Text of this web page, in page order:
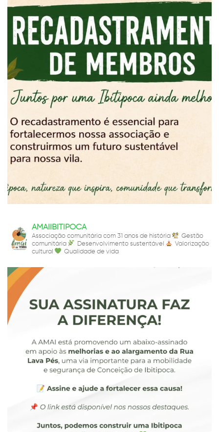
AMAIIBITIPOCA
Associação comunitária com 31 anos de história
Gestão
comunitária
Desenvolvimento sustentável
Valorização
cultural
Qualidade de vida